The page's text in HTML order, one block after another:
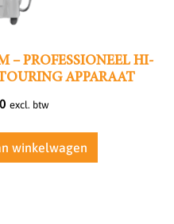
– PROFESSIONEEL HI-
APPARAAT
excl. btw
winkelwagen